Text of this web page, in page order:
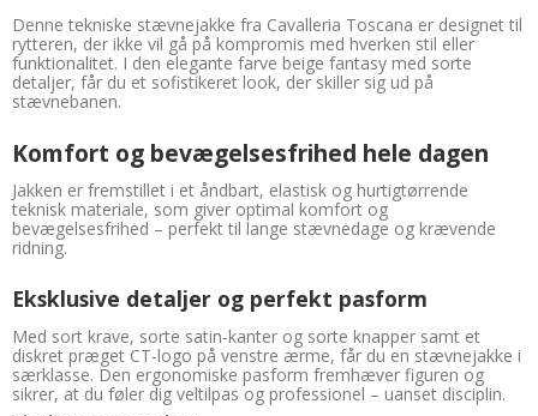
Denne tekniske stævnejakke fra Cavalleria Toscana er designet til
rytteren, der ikke vil gå på kompromis med hverken stil eller
funktionalitet. I den elegante farve beige fantasy med sorte
detaljer, får du et sofistikeret look, der skiller sig ud på
stævnebanen.
Komfort og bevægelsesfrihed hele dagen
Jakken er fremstillet i et åndbart, elastisk og hurtigtørrende
teknisk materiale, som giver optimal komfort og
bevægelsesfrihed – perfekt til lange stævnedage og krævende
ridning.
Eksklusive detaljer og perfekt pasform
Med sort krave, sorte satin-kanter og sorte knapper samt et
diskret præget CT-logo på venstre ærme, får du en stævnejakke i
særklasse. Den ergonomiske pasform fremhæver figuren og
sikrer, at du føler dig veltilpas og professionel – uanset disciplin.